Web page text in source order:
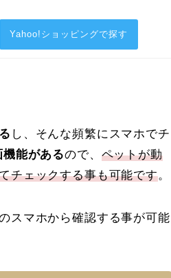
Yahoo!ショッピングで探す
し、そんな頻繁にスマホでチ
能があるので、 ペットが動
チェックする事も可能です。
スマホから確認する事が可能